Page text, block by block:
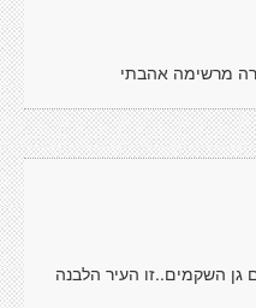
מרשימה אהבתי
גן השקמים..זו העיר הלבנה